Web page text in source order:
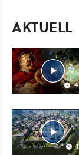
AKTUELL